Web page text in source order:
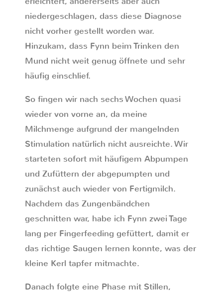
niedergeschlagen, dass diese Diagnose
nicht vorher gestellt worden war.
Hinzukam, dass Fynn beim Trinken den
Mund nicht weit genug öffnete und sehr
häufig einschlief.
So fingen wir nach sechs Wochen quasi
wieder von vorne an, da meine
Milchmenge aufgrund der mangelnden
Stimulation natürlich nicht ausreichte. Wir
starteten sofort mit häufigem Abpumpen
und Zufüttern der abgepumpten und
zunächst auch wieder von Fertigmilch.
Nachdem das Zungenbändchen
geschnitten war, habe ich Fynn zwei Tage
lang per Fingerfeeding gefüttert, damit er
das richtige Saugen lernen konnte, was der
kleine Kerl tapfer mitmachte.
Danach folgte eine Phase mit Stillen,